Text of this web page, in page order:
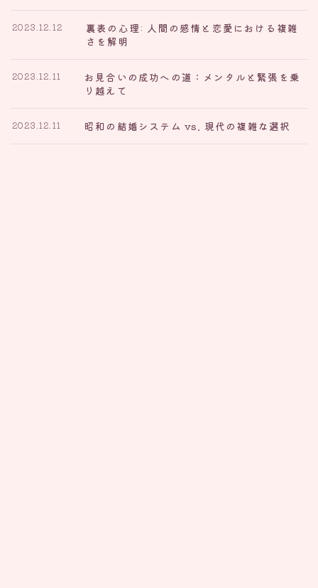
裏表の心理: 人間の感情と恋愛における複雑
さを解明
2023.12.12
お見合いの成功への道：メンタルと緊張を乗
り越えて
2023.12.11
昭和の結婚システム vs. 現代の複雑な選択
2023.12.11